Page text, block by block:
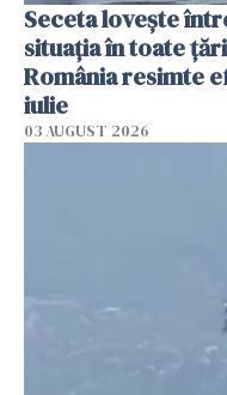
Seceta lovește
situația în toate
România resimte
iulie
03 AUGUST 2026